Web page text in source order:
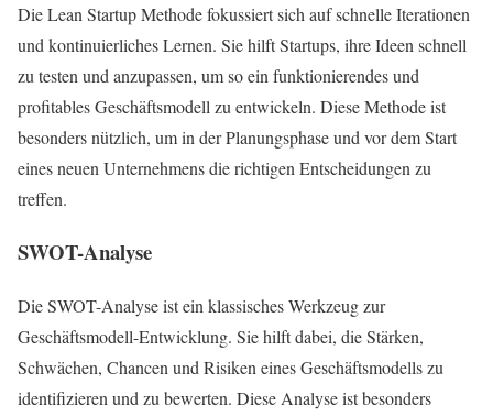
Die Lean Startup Methode fokussiert sich auf schnelle Iterationen
und kontinuierliches Lernen. Sie hilft Startups, ihre Ideen schnell
zu testen und anzupassen, um so ein funktionierendes und
profitables Geschäftsmodell zu entwickeln. Diese Methode ist
besonders nützlich, um in der Planungsphase und vor dem Start
eines neuen Unternehmens die richtigen Entscheidungen zu
treffen.
SWOT-Analyse
Die SWOT-Analyse ist ein klassisches Werkzeug zur
Geschäftsmodell-Entwicklung. Sie hilft dabei, die Stärken,
Schwächen, Chancen und Risiken eines Geschäftsmodells zu
identifizieren und zu bewerten. Diese Analyse ist besonders